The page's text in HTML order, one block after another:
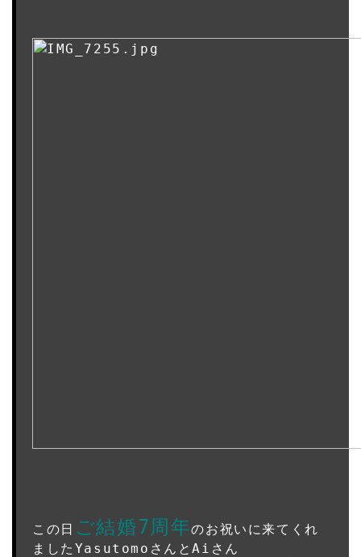
この日 ご結婚7周年のお祝いに来てくれ
ましたYasutomoさんとAiさん